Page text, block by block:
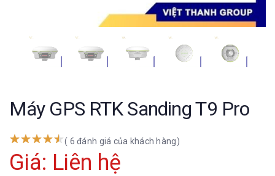
Máy GPS RTK Sanding T9 Pro
( 6 đánh giá của khách hàng)
Giá: Liên hệ